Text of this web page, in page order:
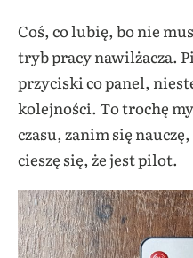
Coś, co lubię, bo nie
tryb pracy nawilżacza.
przyciski co panel,
kolejności. To trochę
czasu, zanim się
cieszę się, że jest pilot.